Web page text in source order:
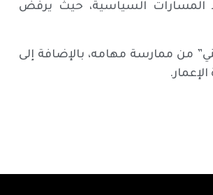
المسارات السياسية، حيث يرفض
من ممارسة مهامه، بالإضافة إلى